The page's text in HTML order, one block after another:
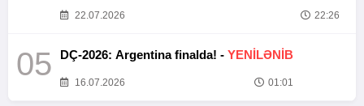
22.07.2026 22:26
05 DÇ-2026: Argentina finalda! - YENİLƏNİB
16.07.2026 01:01